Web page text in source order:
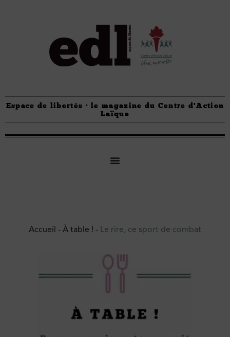
Espace de libertés · le magazine du Centre d'Action
Laïque
Accueil - À table ! - Le rire, ce sport de combat